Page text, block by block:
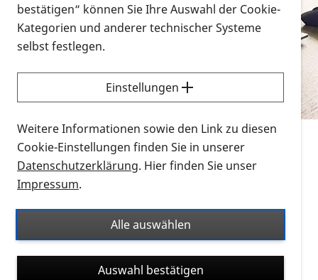
Alle Infomaterialien in verschiedenen
Formaten an einem Ort
Sie möchten wissen, wie Sie nach Infonmaterial
suchen und dieses bestellen bzw. herunterladen
können? Schauen Sie sich dieErklärvideos zum
Thema Infomaterial auf der PRO RETINA-Website
für blinde und sehbehinderte Menschen an.
Auf dieser Seite finden Sie sämtliches Infomaterial
Ort. Nutzen Sie den Formatfilter, um ausschließlich
nach Flyern und Broschüren, Audios oder Videos zu
suchen. Die meisten Flyer und Broschüren werden in
verschiedenen Formaten angeboten: zur
bestätigen“ können Sie Ihre Auswahl der Cookie-
Kategorien und anderer technischer Systeme
selbst festlegen.
Einstellungen
Weitere Informationen sowie den Link zu diesen
Cookie-Einstellungen finden Sie in unserer
Datenschutzerklärung. Hier finden Sie unser
Impressum.
Alle auswählen
Auswahl bestätigen